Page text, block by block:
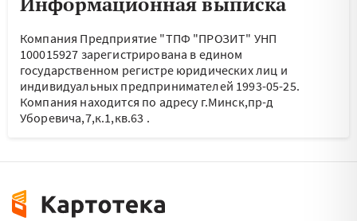
Компания Предприятие "ТПФ "ПРОЗИТ" УНП
100015927 зарегистрирована в едином
государственном регистре юридических лиц и
индивидуальных предпринимателей 1993-05-25.
Компания находится по адресу г.Минск,пр-д
Уборевича,7,к.1,кв.63 .